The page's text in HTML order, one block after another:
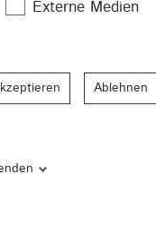
Externe Medien
Ablehnen
made in
Baubeschläge